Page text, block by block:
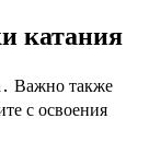
катания
Важно также
с освоения